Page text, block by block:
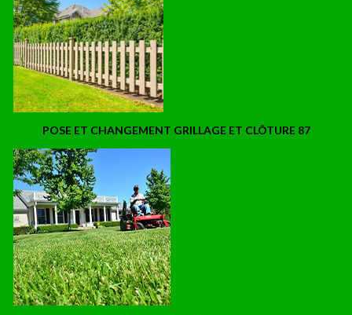
POSE ET CHANGEMENT GRILLAGE ET CLÔTURE 87